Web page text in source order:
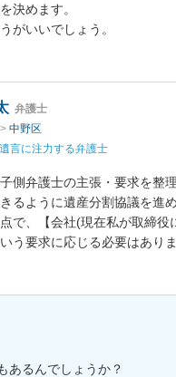
決めます。
がいいでしょう。
弁護士
> 中野区
言に注力する弁護士
側弁護士の主張・要求を整
るように遺産分割協議を進
で、【会社(現在私が取締
う要求に応じる必要はありま
あるんでしょうか？